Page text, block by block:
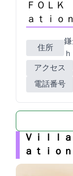
ＦＯＬＫ
ａｔｉｏ
住所
鎌
アクセス
電話番号
Ｖｉｌｌ
ａｔｉｏ